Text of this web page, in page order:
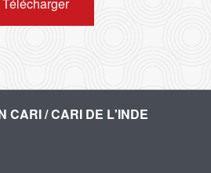
CARI / CARI DE L'INDE